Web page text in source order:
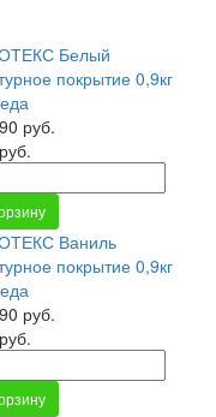
Белый
покрытие 0,9кг
руб.
Ваниль
покрытие 0,9кг
руб.